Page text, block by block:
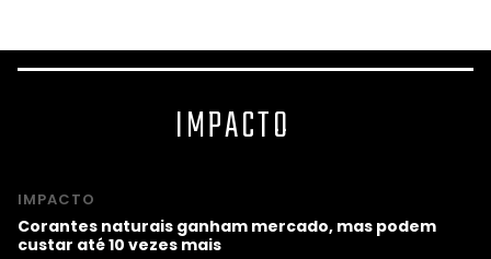
IMPACTO
IMPACTO
Corantes naturais ganham mercado, mas podem
custar até 10 vezes mais